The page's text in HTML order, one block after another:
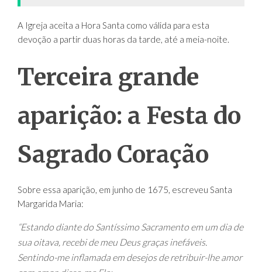
A Igreja aceita a Hora Santa como válida para esta
devoção a partir duas horas da tarde, até a meia-noite.
Terceira grande
aparição: a Festa do
Sagrado Coração
Sobre essa aparição, em junho de 1675, escreveu Santa
Margarida Maria:
“Estando diante do Santíssimo Sacramento em um dia de
sua oitava, recebi de meu Deus graças inefáveis.
Sentindo-me inflamada em desejos de retribuir-lhe amor